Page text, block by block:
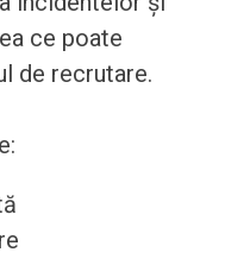
ce poate
de recrutare.